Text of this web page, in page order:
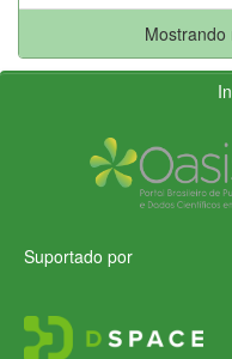
Mostrando
Suportado por